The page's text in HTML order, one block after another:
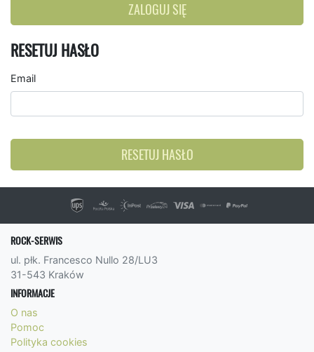
ZALOGUJ SIĘ
RESETUJ HASŁO
Email
RESETUJ HASŁO
ROCK-SERWIS
ul. płk. Francesco Nullo 28/LU3
31-543 Kraków
INFORMACJE
O nas
Pomoc
Polityka cookies